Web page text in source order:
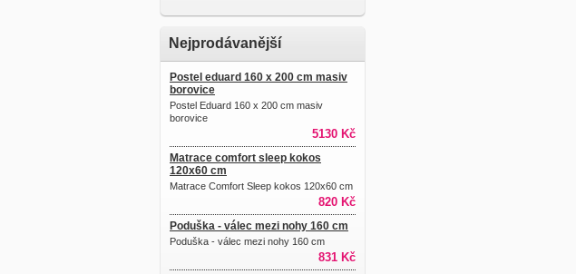
Nejprodávanější
Postel eduard 160 x 200 cm masiv
borovice
Postel Eduard 160 x 200 cm masiv
borovice
5130 Kč
Matrace comfort sleep kokos
120x60 cm
Matrace Comfort Sleep kokos 120x60 cm
820 Kč
Poduška - válec mezi nohy 160 cm
Poduška - válec mezi nohy 160 cm
831 Kč